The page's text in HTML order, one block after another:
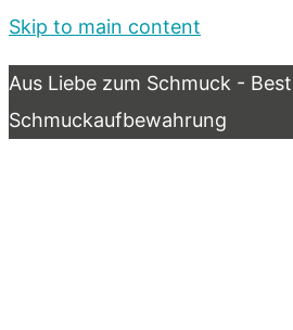
Skip to main content
Aus Liebe zum Schmuck -
Schmuckaufbewahrung